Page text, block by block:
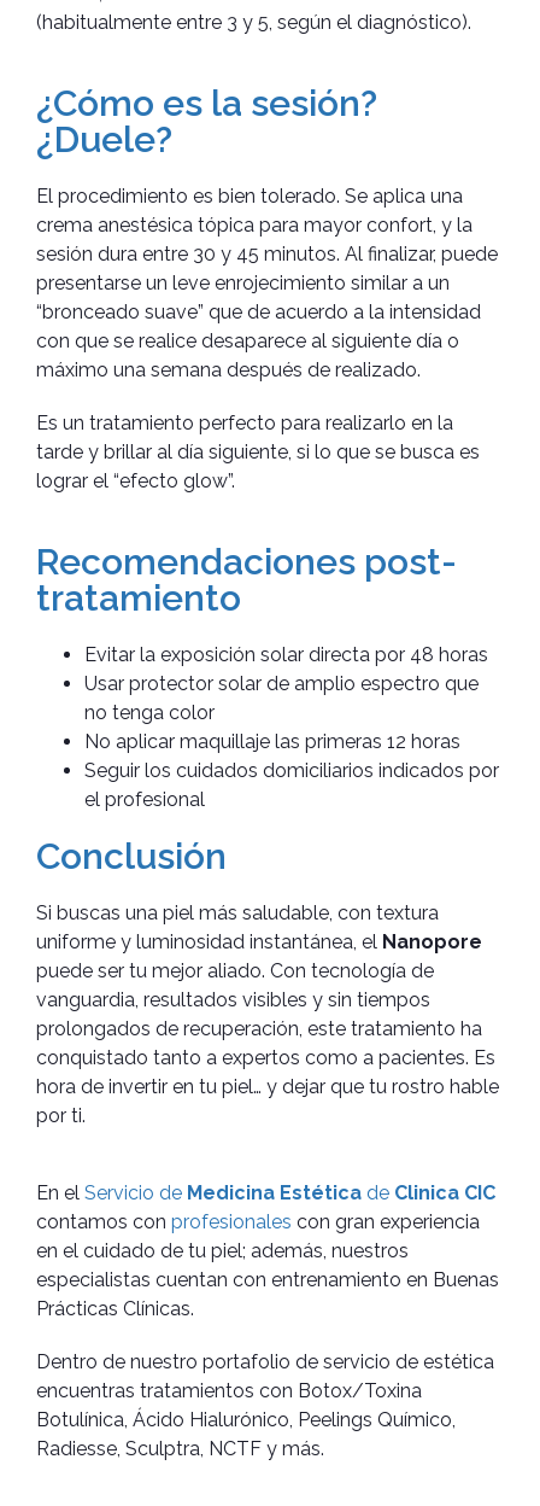
(habitualmente entre 3 y 5, según el diagnóstico).
¿Cómo es la sesión?
¿Duele?
El procedimiento es bien tolerado. Se aplica una
crema anestésica tópica para mayor confort, y la
sesión dura entre 30 y 45 minutos. Al finalizar, puede
presentarse un leve enrojecimiento similar a un
“bronceado suave” que de acuerdo a la intensidad
con que se realice desaparece al siguiente día o
máximo una semana después de realizado.
Es un tratamiento perfecto para realizarlo en la
tarde y brillar al día siguiente, si lo que se busca es
lograr el “efecto glow”.
Recomendaciones post-
tratamiento
Evitar la exposición solar directa por 48 horas
Usar protector solar de amplio espectro que
no tenga color
No aplicar maquillaje las primeras 12 horas
Seguir los cuidados domiciliarios indicados por
el profesional
Conclusión
Si buscas una piel más saludable, con textura
uniforme y luminosidad instantánea, el Nanopore
puede ser tu mejor aliado. Con tecnología de
vanguardia, resultados visibles y sin tiempos
prolongados de recuperación, este tratamiento ha
conquistado tanto a expertos como a pacientes. Es
hora de invertir en tu piel… y dejar que tu rostro hable
por ti.
En el Servicio de Medicina Estética de Clinica CIC
contamos con profesionales con gran experiencia
en el cuidado de tu piel; además, nuestros
especialistas cuentan con entrenamiento en Buenas
Prácticas Clínicas.
Dentro de nuestro portafolio de servicio de estética
encuentras tratamientos con Botox/Toxina
Botulínica, Ácido Hialurónico, Peelings Químico,
Radiesse, Sculptra, NCTF y más.